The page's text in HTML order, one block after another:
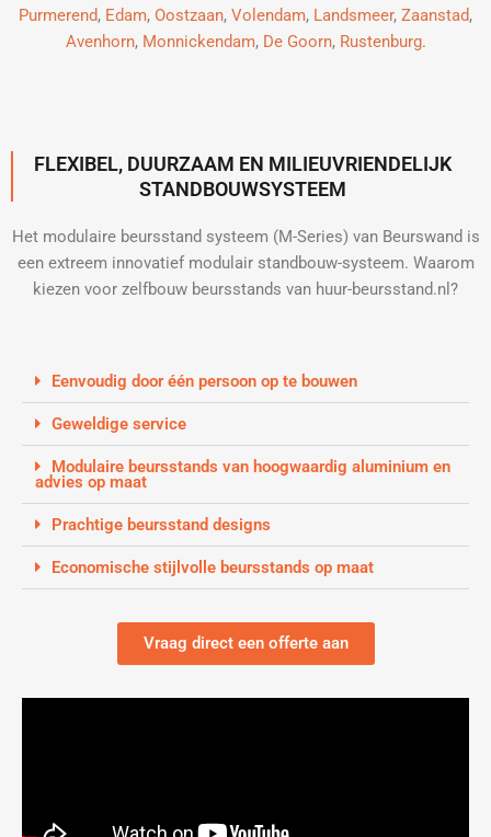
Purmerend, Edam, Oostzaan, Volendam, Landsmeer, Zaanstad,
Avenhorn, Monnickendam, De Goorn, Rustenburg.
FLEXIBEL, DUURZAAM EN MILIEUVRIENDELIJK
STANDBOUWSYSTEEM
Het modulaire beursstand systeem (M-Series) van Beurswand is
een extreem innovatief modulair standbouw-systeem. Waarom
kiezen voor zelfbouw beursstands van huur-beursstand.nl?
Eenvoudig door één persoon op te bouwen
Geweldige service
Modulaire beursstands van hoogwaardig aluminium en
advies op maat
Prachtige beursstand designs
Economische stijlvolle beursstands op maat
Vraag direct een offerte aan